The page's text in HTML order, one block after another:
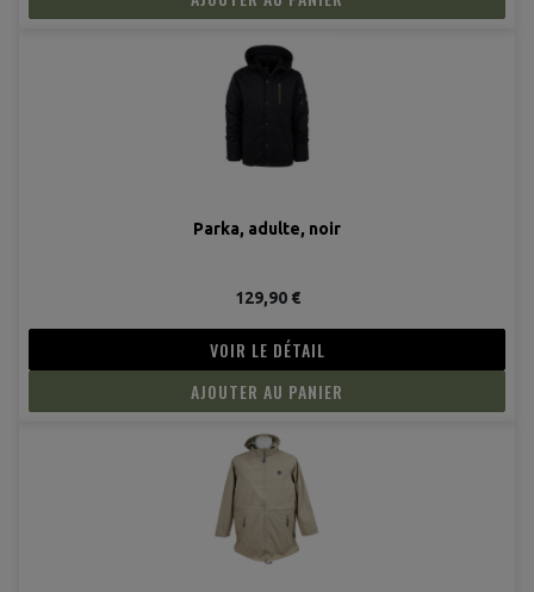
Parka, adulte, noir
129,90 €
VOIR LE DÉTAIL
AJOUTER AU PANIER